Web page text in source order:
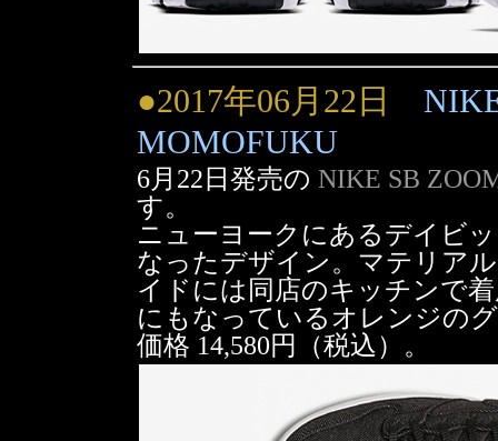
●2017年06月22日
MOMOFUKU
6月22日発売の NIKE SB
す。
ニューヨークにあるデイビ
なったデザイン。マテリア
イドには同店のキッチンで
にもなっているオレンジの
価格 14,580円（税込）。